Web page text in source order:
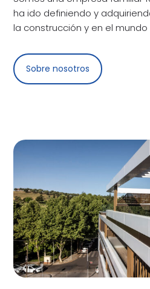
ha ido definiendo y
la construcción y en el mundo
Sobre nosotros